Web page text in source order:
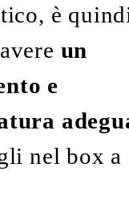
è
un
e
nel box a